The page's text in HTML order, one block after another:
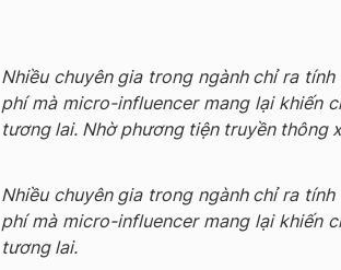
Nhiều chuyên gia trong ngành chỉ ra
phí mà micro-influencer mang lại khiến
tương lai. Nhờ phương tiện truyền thông
Nhiều chuyên gia trong ngành chỉ ra
phí mà micro-influencer mang lại khiến
tương lai.